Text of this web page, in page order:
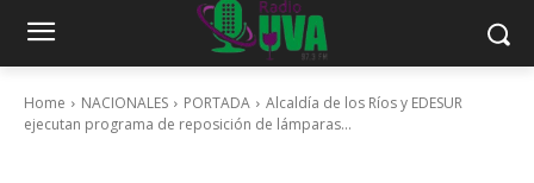
Home NACIONALES PORTADA
Alcaldía de los Ríos y EDESUR
ejecutan programa de reposición de lámparas...